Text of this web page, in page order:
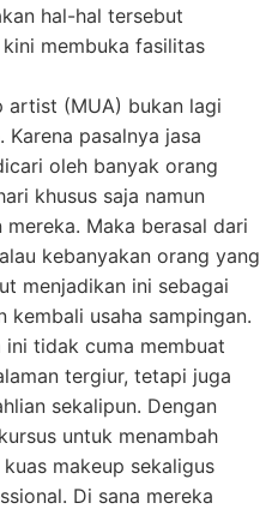
hal-hal tersebut
membuka fasilitas
artist (MUA) bukan lagi
pasalnya jasa
oleh banyak orang
khusus saja namun
Maka berasal dari
kebanyakan orang yang
menjadikan ini sebagai
kembali usaha sampingan.
ini tidak cuma membuat
tergiur, tetapi juga
sekalipun. Dengan
untuk menambah
makeup sekaligus
Di sana mereka